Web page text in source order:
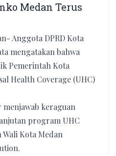
Medan Terus
Anggota DPRD Kota
mengatakan bahwa
Pemerintah Kota
Health Coverage (UHC)
keraguan
program UHC
Kota Medan